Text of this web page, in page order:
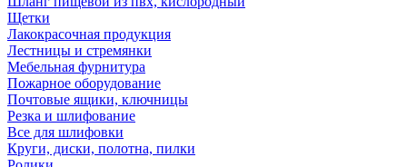
Щетки
Лакокрасочная продукция
Лестницы и стремянки
Мебельная фурнитура
Пожарное оборудование
Почтовые ящики, ключницы
Резка и шлифование
Все для шлифовки
Круги, диски, полотна, пилки